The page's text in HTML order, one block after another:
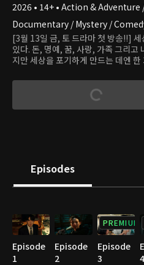
2026 • 14+ • Action &
Documentary / Mystery /
[3월 13일 금, 토 드라마 첫 방송!!]
있다. 돈, 명예, 꿈, 사랑, 가족 그리고
지만 세상을 포기하게 만드는 데엔
불행해진다. ‘신이랑 법률사무소’는
즘 시대, 희망찬 세상을 보여주고자
말하지만 어떤 순간에도 진실을 외면
랑하는 사람을 잃고 남겨진 이들의
멀다 하고 찾아오는 귀신들 때문에 힘
상을 그려 보려한다. 세상에 없는 변
으면 하는 이야기, 이랑의 좌충우돌
Episodes
Episode
1
Episode
2
PREMIUM
Episode
3
4